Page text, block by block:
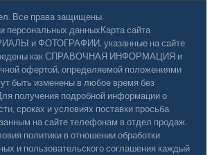
Все права защищены.
персональных данныхКарта сайта
и ФОТОГРАФИИ, указанные на сайте
как СПРАВОЧНАЯ ИНФОРМАЦИЯ и
офертой, определяемой положениями
быть изменены в любое время без
получения подробной информации о
сроках и условиях поставки просьба
на сайте телефонам в отдел продаж.
политики в отношении обработки
и пользовательского соглашения каждый